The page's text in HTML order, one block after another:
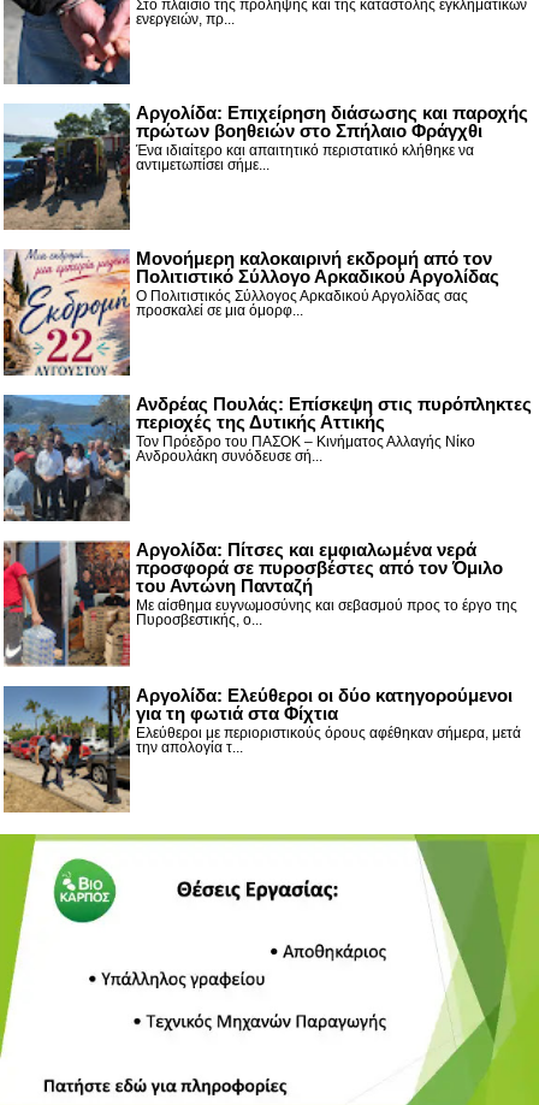
Στο πλαίσιο της πρόληψης και της καταστολής εγκληματικών
ενεργειών, πρ...
Αργολίδα: Επιχείρηση διάσωσης και παροχής
πρώτων βοηθειών στο Σπήλαιο Φράγχθι
Ένα ιδιαίτερο και απαιτητικό περιστατικό κλήθηκε να
αντιμετωπίσει σήμε...
Μονοήμερη καλοκαιρινή εκδρομή από τον
Πολιτιστικό Σύλλογο Αρκαδικού Αργολίδας
Ο Πολιτιστικός Σύλλογος Αρκαδικού Αργολίδας σας
προσκαλεί σε μια όμορφ...
Ανδρέας Πουλάς: Επίσκεψη στις πυρόπληκτες
περιοχές της Δυτικής Αττικής
Τον Πρόεδρο του ΠΑΣΟΚ – Κινήματος Αλλαγής Νίκο
Ανδρουλάκη συνόδευσε σή...
Αργολίδα: Πίτσες και εμφιαλωμένα νερά
προσφορά σε πυροσβέστες από τον Όμιλο
του Αντώνη Πανταζή
Με αίσθημα ευγνωμοσύνης και σεβασμού προς το έργο της
Πυροσβεστικής, ο...
Αργολίδα: Ελεύθεροι οι δύο κατηγορούμενοι
για τη φωτιά στα Φίχτια
Ελεύθεροι με περιοριστικούς όρους αφέθηκαν σήμερα, μετά
την απολογία τ...